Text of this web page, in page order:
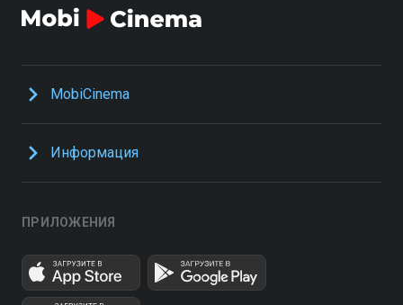
MobiCinema
Информация
ПРИЛОЖЕНИЯ